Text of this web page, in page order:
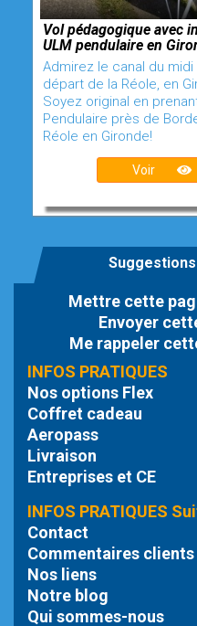
Vol pédagogique avec
ULM pendulaire en
Admirez le canal du midi
départ de la Réole, en
Soyez original en
Pendulaire près de
Réole en Gironde!
Voir
Mettre cette
Envoyer
Me rappeler
INFOS PRATIQUES
Nos options Flex
Coffret cadeau
Aeropass
Livraison
Entreprises et CE
INFOS PRATIQUES
Contact
Commentaires clients
Nos liens
Notre blog
Qui sommes-nous